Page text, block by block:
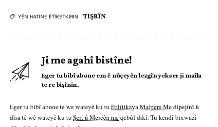
YÊN HATINE ÊTÎKETKIRIN TIŞRÎN
Ji me agahî bistîne!
Eger tu bibî abone em ê nûçeyên lezgîn yekser ji maîla
te re bişînin.
Eger tu bibî abone te we wateyê ku tu Polîtikaya Malpera Medipejînî û
dîsa tê wê wateyê ku tu Şert û Mercên meqebûl dikî. Tu kendî bixwazî